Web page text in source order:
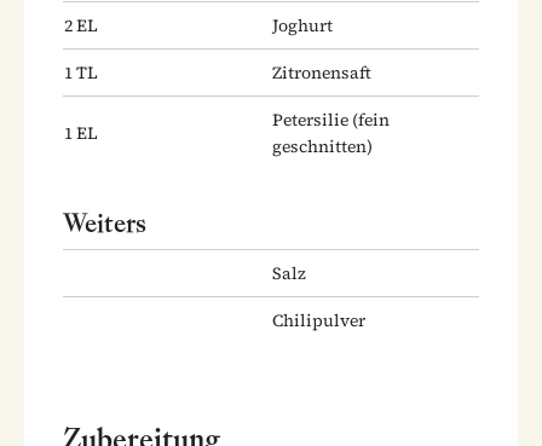
2EL
Joghurt
1TL Zitronensaft
1EL
Petersilie (fein
geschnitten)
Weiters
Salz
Chilipulver